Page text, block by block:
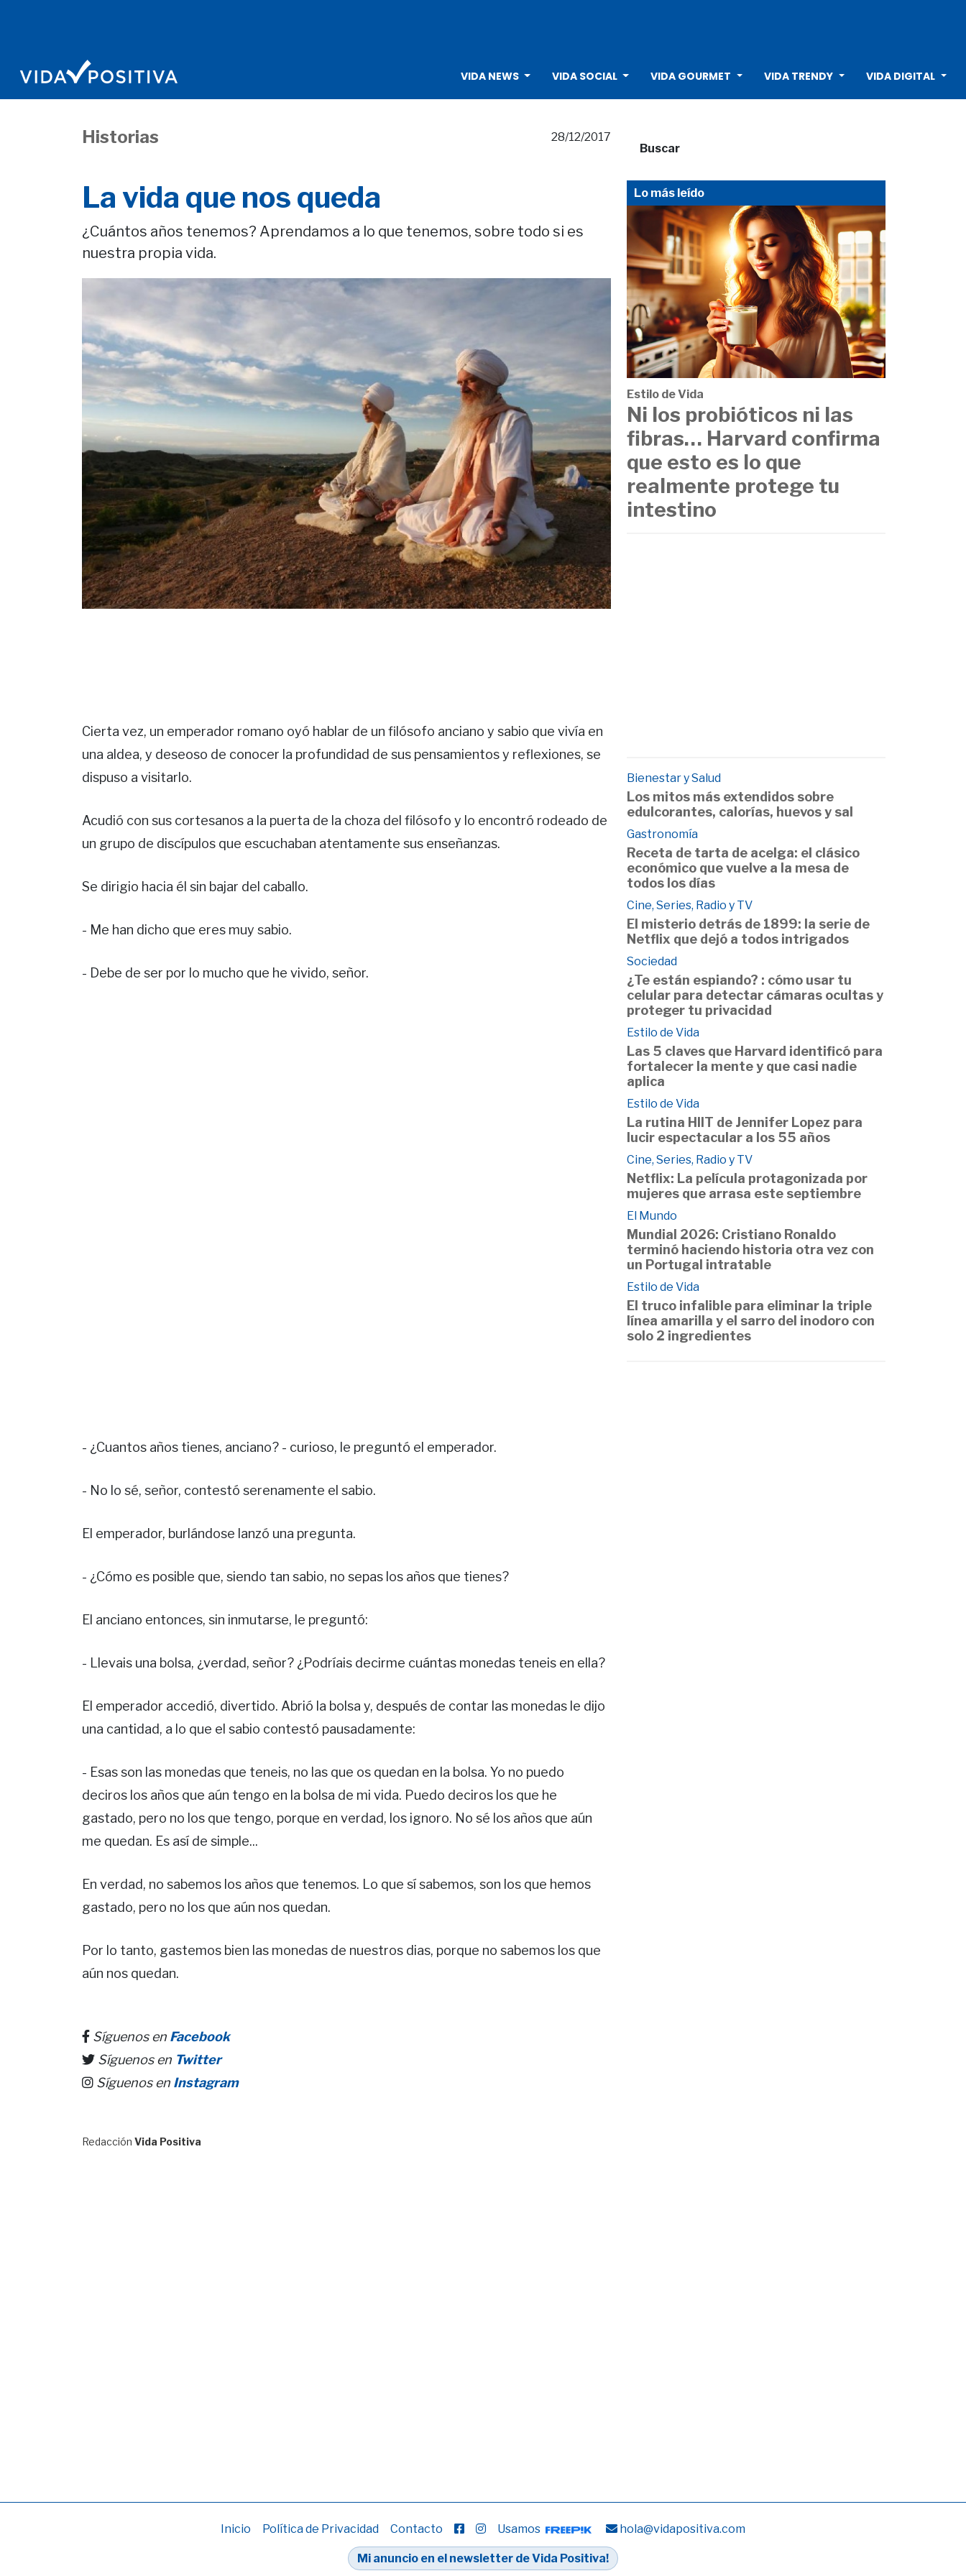
VIDA NEWS VIDA SOCIAL VIDA GOURMET VIDA TRENDY VIDA DIGITAL
Historias 28/12/2017
La vida que nos queda
¿Cuántos años tenemos? Aprendamos a lo que tenemos, sobre todo si es
nuestra propia vida.
Cierta vez, un emperador romano oyó hablar de un filósofo anciano y sabio que vivía en
una aldea, y deseoso de conocer la profundidad de sus pensamientos y reflexiones, se
dispuso a visitarlo.
Acudió con sus cortesanos a la puerta de la choza del filósofo y lo encontró rodeado de
un grupo de discípulos que escuchaban atentamente sus enseñanzas.
Se dirigio hacia él sin bajar del caballo.
- Me han dicho que eres muy sabio.
- Debe de ser por lo mucho que he vivido, señor.
- ¿Cuantos años tienes, anciano? - curioso, le preguntó el emperador.
- No lo sé, señor, contestó serenamente el sabio.
El emperador, burlándose lanzó una pregunta.
- ¿Cómo es posible que, siendo tan sabio, no sepas los años que tienes?
El anciano entonces, sin inmutarse, le preguntó:
- Llevais una bolsa, ¿verdad, señor? ¿Podríais decirme cuántas monedas teneis en ella?
El emperador accedió, divertido. Abrió la bolsa y, después de contar las monedas le dijo
una cantidad, a lo que el sabio contestó pausadamente:
- Esas son las monedas que teneis, no las que os quedan en la bolsa. Yo no puedo
deciros los años que aún tengo en la bolsa de mi vida. Puedo deciros los que he
gastado, pero no los que tengo, porque en verdad, los ignoro. No sé los años que aún
me quedan. Es así de simple...
En verdad, no sabemos los años que tenemos. Lo que sí sabemos, son los que hemos
gastado, pero no los que aún nos quedan.
Por lo tanto, gastemos bien las monedas de nuestros dias, porque no sabemos los que
aún nos quedan.
Síguenos en Facebook
Síguenos en Twitter
Síguenos en Instagram
Redacción Vida Positiva
Buscar
Lo más leído
Estilo de Vida
Ni los probióticos ni las
fibras… Harvard confirma
que esto es lo que
realmente protege tu
intestino
Bienestar y Salud
Los mitos más extendidos sobre
edulcorantes, calorías, huevos y sal
Gastronomía
Receta de tarta de acelga: el clásico
económico que vuelve a la mesa de
todos los días
Cine, Series, Radio y TV
El misterio detrás de 1899: la serie de
Netflix que dejó a todos intrigados
Sociedad
¿Te están espiando? : cómo usar tu
celular para detectar cámaras ocultas y
proteger tu privacidad
Estilo de Vida
Las 5 claves que Harvard identificó para
fortalecer la mente y que casi nadie
aplica
Estilo de Vida
La rutina HIIT de Jennifer Lopez para
lucir espectacular a los 55 años
Cine, Series, Radio y TV
Netflix: La película protagonizada por
mujeres que arrasa este septiembre
El Mundo
Mundial 2026: Cristiano Ronaldo
terminó haciendo historia otra vez con
un Portugal intratable
Estilo de Vida
El truco infalible para eliminar la triple
línea amarilla y el sarro del inodoro con
solo 2 ingredientes
Inicio Política de Privacidad Contacto Usamos hola@vidapositiva.com
Mi anuncio en el newsletter de Vida Positiva!